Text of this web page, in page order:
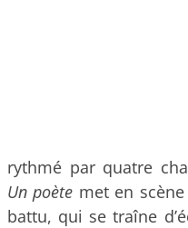
rythmé par quatre
Un poète met en
battu, qui se traîne